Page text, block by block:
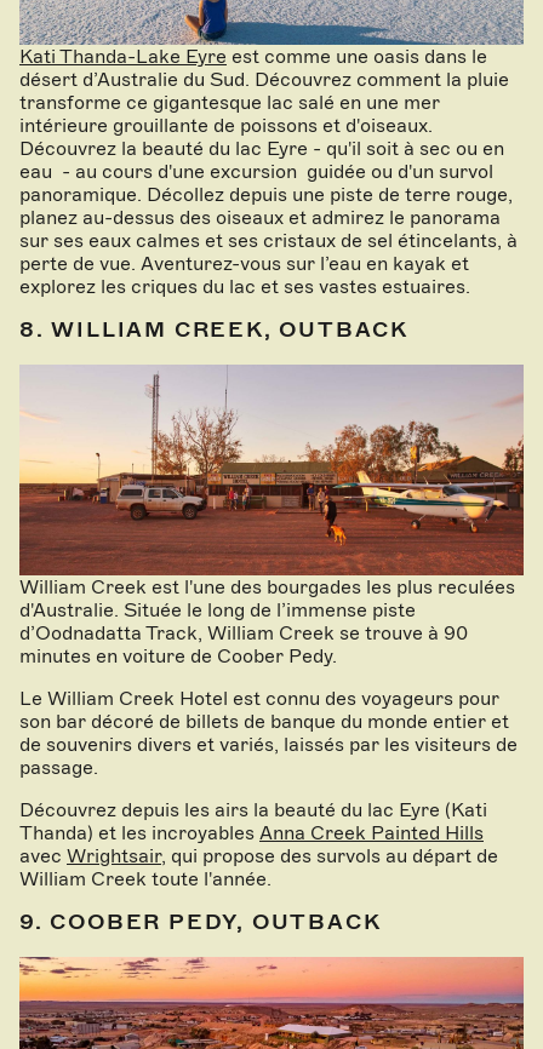
Kati Thanda-Lake Eyre est comme une oasis dans le
désert d’Australie du Sud. Découvrez comment la pluie
transforme ce gigantesque lac salé en une mer
intérieure grouillante de poissons et d'oiseaux.
Découvrez la beauté du lac Eyre - qu'il soit à sec ou en
eau - au cours d'une excursion guidée ou d'un survol
panoramique. Décollez depuis une piste de terre rouge,
planez au-dessus des oiseaux et admirez le panorama
sur ses eaux calmes et ses cristaux de sel étincelants, à
perte de vue. Aventurez-vous sur l’eau en kayak et
explorez les criques du lac et ses vastes estuaires.
8. WILLIAM CREEK, OUTBACK
William Creek est l'une des bourgades les plus reculées
d'Australie. Située le long de l’immense piste
d’Oodnadatta Track, William Creek se trouve à 90
minutes en voiture de Coober Pedy.
Le William Creek Hotel est connu des voyageurs pour
son bar décoré de billets de banque du monde entier et
de souvenirs divers et variés, laissés par les visiteurs de
passage.
Découvrez depuis les airs la beauté du lac Eyre (Kati
Thanda) et les incroyables Anna Creek Painted Hills
avec Wrightsair, qui propose des survols au départ de
William Creek toute l'année.
9. COOBER PEDY, OUTBACK